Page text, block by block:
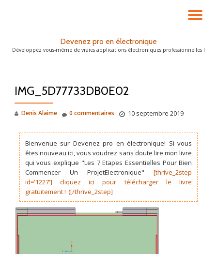
LA
Devenez pro en électronique
Développez vous-même de vraies applications électroniques professionnelles !
IMG_5D77733DB0E02
Denis Alaime 10 septembre 2019
0 commentaires
Bienvenue sur Devenez pro en électronique! Si vous
êtes nouveau ici, vous voudrez sans doute lire mon livre
qui vous explique "Les 7 Etapes Essentielles Pour Bien
Commencer Un ProjetElectronique"[thrive_2step
id='1227'] cliquez ici pour télécharger le livre
gratuitement ! :)[/thrive_2step]